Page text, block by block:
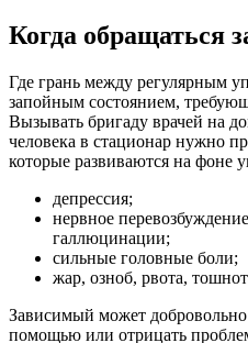
Когда обращаться
Где грань между регулярным
запойным состоянием,
Вызывать бригаду врачей на
человека в стационар нужно
которые развиваются на фоне
депрессия;
нервное
галлюцинации;
сильные головные боли;
жар, озноб, рвота,
Зависимый может
помощью или отрицать